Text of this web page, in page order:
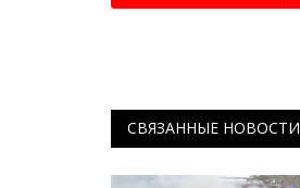
СВЯЗАННЫЕ НОВОСТИ